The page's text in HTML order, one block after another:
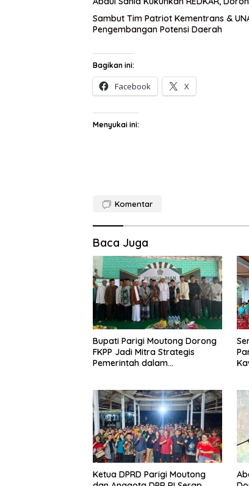
Sambut Tim Patriot Kementrans &
Pengembangan Potensi Daerah
Bagikan ini:
Facebook X
Menyukai ini:
Komentar
Baca Juga
Bupati Parigi Moutong Dorong
FKPP Jadi Mitra Strategis
Pemerintah dalam
Ketua DPRD Parigi Moutong